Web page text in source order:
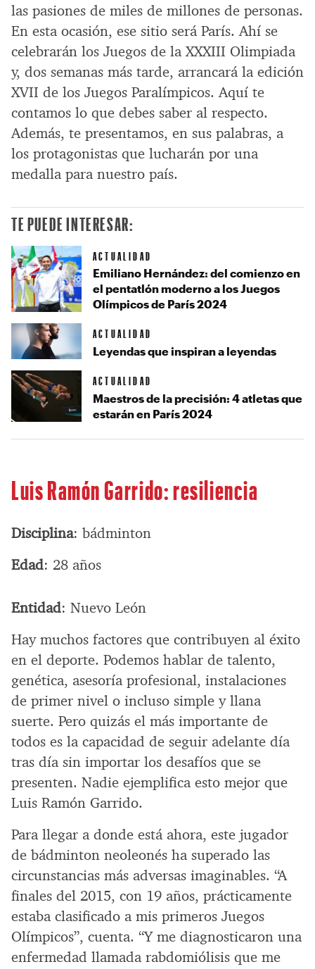
las pasiones de miles de millones de personas.
En esta ocasión, ese sitio será París. Ahí se
celebrarán los Juegos de la XXXIII Olimpiada
y, dos semanas más tarde, arrancará la edición
XVII de los Juegos Paralímpicos. Aquí te
contamos lo que debes saber al respecto.
Además, te presentamos, en sus palabras, a
los protagonistas que lucharán por una
medalla para nuestro país.
Luis Ramón Garrido: resiliencia
Disciplina: bádminton
Edad: 28 años
Entidad: Nuevo León
Hay muchos factores que contribuyen al éxito
en el deporte. Podemos hablar de talento,
genética, asesoría profesional, instalaciones
de primer nivel o incluso simple y llana
suerte. Pero quizás el más importante de
todos es la capacidad de seguir adelante día
tras día sin importar los desafíos que se
presenten. Nadie ejemplifica esto mejor que
Luis Ramón Garrido.
Para llegar a donde está ahora, este jugador
de bádminton neoleonés ha superado las
circunstancias más adversas imaginables. “A
finales del 2015, con 19 años, prácticamente
estaba clasificado a mis primeros Juegos
Olímpicos”, cuenta. “Y me diagnosticaron una
enfermedad llamada rabdomiólisis que me
TE PUEDE INTERESAR:
ACTUALIDAD
Emiliano Hernández: del comienzo en
el pentatlón moderno a los Juegos
Olímpicos de París 2024
ACTUALIDAD
Leyendas que inspiran a leyendas
ACTUALIDAD
Maestros de la precisión: 4 atletas que
estarán en París 2024